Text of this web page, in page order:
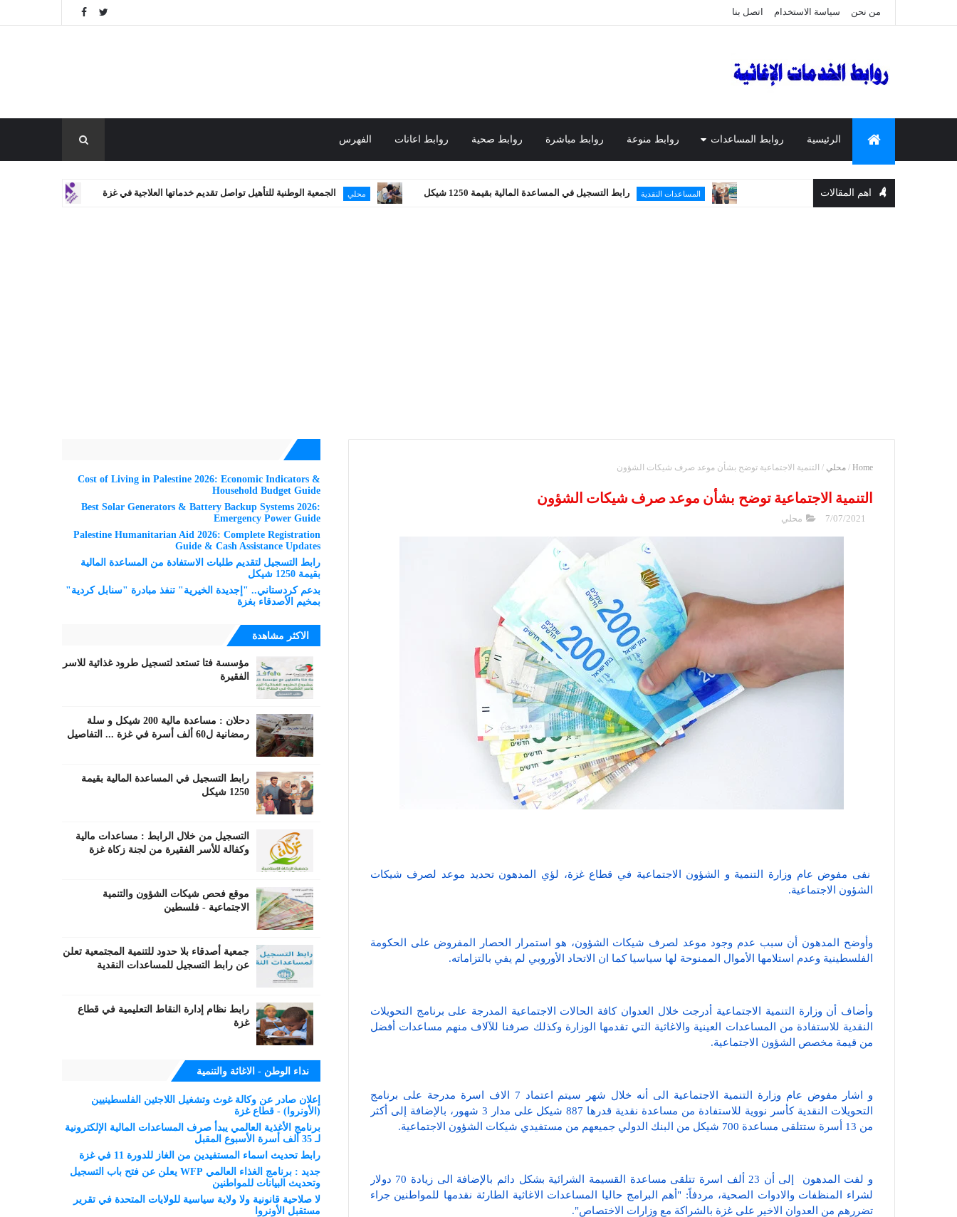
من نحن سياسة الاستخدام اتصل بنا
الرئيسية روابط المساعدات روابط منوعة روابط مباشرة روابط صحية روابط اعانات الفهرس
اهم المقالات المساعدات النقدية رابط التسجيل في المساعدة المالية بقيمة 1250 شيكل محلي الجمعية الوطنية للتأهيل تواصل تقديم خدماتها العلاجية في غزة مساعدات دولية
Home
/ محلي / التنمية الاجتماعية توضح بشأن موعد صرف شيكات الشؤون
التنمية الاجتماعية توضح بشأن موعد صرف شيكات الشؤون
7/07/2021 محلي
نفى مفوض عام وزارة التنمية و الشؤون الاجتماعية في قطاع غزة، لؤي المدهون تحديد موعد لصرف شيكات
الشؤون الاجتماعية.
وأوضح المدهون أن سبب عدم وجود موعد لصرف شيكات الشؤون، هو استمرار الحصار المفروض على الحكومة
الفلسطينية وعدم استلامها الأموال الممنوحة لها سياسيا كما ان الاتحاد الأوروبي لم يفي بالتزاماته.
وأضاف أن وزارة التنمية الاجتماعية أدرجت خلال العدوان كافة الحالات الاجتماعية المدرجة على برنامج التحويلات
النقدية للاستفادة من المساعدات العينية والاغاثية التي تقدمها الوزارة وكذلك صرفنا للآلاف منهم مساعدات أفضل
من قيمة مخصص الشؤون الاجتماعية.
و اشار مفوض عام وزارة التنمية الاجتماعية الى أنه خلال شهر سيتم اعتماد 7 الاف اسرة مدرجة على برنامج
التحويلات النقدية كأسر نووية للاستفادة من مساعدة نقدية قدرها 887 شيكل على مدار 3 شهور، بالإضافة إلى أكثر
من 13 أسرة ستتلقى مساعدة 700 شيكل من البنك الدولي جميعهم من مستفيدي شيكات الشؤون الاجتماعية.
و لفت المدهون إلى أن 23 ألف اسرة تتلقى مساعدة القسيمة الشرائية بشكل دائم بالإضافة الى زيادة 70 دولار
لشراء المنظفات والادوات الصحية، مردفاً: "أهم البرامج حاليا المساعدات الاغاثية الطارئة نقدمها للمواطنين جراء
تضررهم من العدوان الاخير على غزة بالشراكة مع وزارات الاختصاص".
Cost of Living in Palestine 2026: Economic Indicators &
Household Budget Guide
Best Solar Generators & Battery Backup Systems 2026:
Emergency Power Guide
Palestine Humanitarian Aid 2026: Complete Registration
Guide & Cash Assistance Updates
رابط التسجيل لتقديم طلبات الاستفادة من المساعدة المالية
بقيمة 1250 شيكل
بدعم كردستاني.. "إجديدة الخيرية" تنفذ مبادرة "سنابل كردية"
بمخيم الأصدقاء بغزة
الاكثر مشاهدة
مؤسسة فتا تستعد لتسجيل طرود غذائية للاسر
الفقيرة
دحلان : مساعدة مالية 200 شيكل و سلة
رمضانية ل60 ألف أسرة في غزة ... التفاصيل
رابط التسجيل في المساعدة المالية بقيمة
1250 شيكل
التسجيل من خلال الرابط : مساعدات مالية
وكفالة للأسر الفقيرة من لجنة زكاة غزة
موقع فحص شيكات الشؤون والتنمية
الاجتماعية - فلسطين
جمعية أصدقاء بلا حدود للتنمية المجتمعية تعلن
عن رابط التسجيل للمساعدات النقدية
رابط نظام إدارة النقاط التعليمية في قطاع
غزة
نداء الوطن - الاغاثة والتنمية
إعلان صادر عن وكالة غوث وتشغيل اللاجئين الفلسطينيين
(الأونروا) - قطاع غزة
برنامج الأغذية العالمي يبدأ صرف المساعدات المالية الإلكترونية
لـ 35 ألف أسرة الأسبوع المقبل
رابط تحديث اسماء المستفيدين من الغاز للدورة 11 في غزة
جديد : برنامج الغذاء العالمي WFP يعلن عن فتح باب التسجيل
وتحديث البيانات للمواطنين
لا صلاحية قانونية ولا ولاية سياسية للولايات المتحدة في تقرير
مستقبل الأونروا